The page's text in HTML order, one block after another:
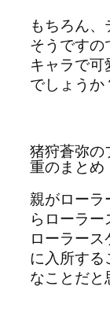
もちろん
そうですの
キャラで
でしょうか
猪狩蒼弥の
重のまとめ
親がローラ
らローラー
ローラー
に入所する
なことだと